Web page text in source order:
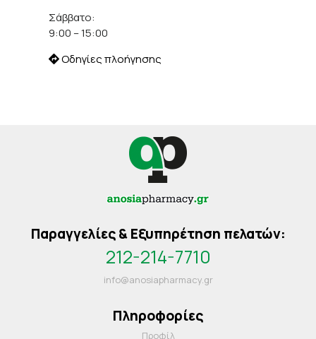
Σάββατο:
9:00 – 15:00
Οδηγίες πλοήγησης
Παραγγελίες & Εξυπηρέτηση πελατών:
212-214-7710
info@anosiapharmacy.gr
Πληροφορίες
Προφίλ